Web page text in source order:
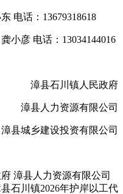
电话：13679318618
彦 电话：13034144016
漳县石川镇人民政府
漳县人力资源有限公司
城乡建设投资有限公司
漳县人力资源有限公司
石川镇2026年护岸以工代